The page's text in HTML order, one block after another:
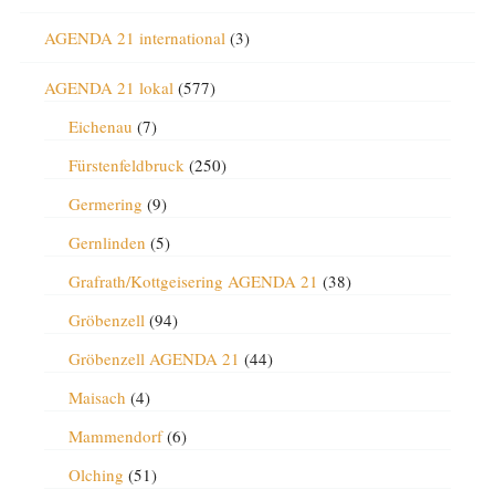
AGENDA 21 international (3)
AGENDA 21 lokal (577)
Eichenau (7)
Fürstenfeldbruck (250)
Germering (9)
Gernlinden (5)
Grafrath/Kottgeisering AGENDA 21 (38)
Gröbenzell (94)
Gröbenzell AGENDA 21 (44)
Maisach (4)
Mammendorf(6)
Olching (51)